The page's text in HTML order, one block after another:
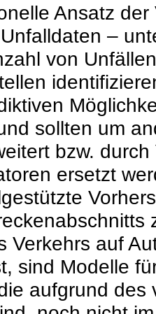
Ansatz
–
von
sollten um
bzw.
ersetzt
Verkehrs auf
sind Modelle
aufgrund